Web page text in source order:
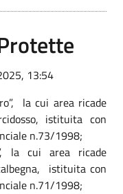
13:54
la cui area ricade
istituita con
n.73/1998;
la cui area ricade
istituita con
n.71/1998;